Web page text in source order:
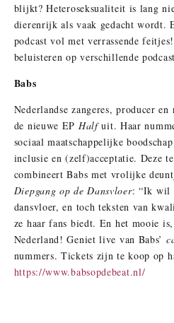
blijkt? Heteroseksualiteit is lang
dierenrijk als vaak gedacht wordt.
podcast vol met verrassende
beluisteren op verschillende
Babs
Nederlandse zangeres, producer
de nieuwe EP Halfuit. Haar
sociaal maatschappelijke
inclusie en (zelf)acceptatie. Deze
combineert Babs met vrolijke
Diepgang op de Dansvloer: “Ik wil
dansvloer, en toch teksten van
ze haar fans biedt. En het mooie
Nederland! Geniet live van Babs’
nummers. Tickets zijn te koop op
https://www.babsopdebeat.nl/